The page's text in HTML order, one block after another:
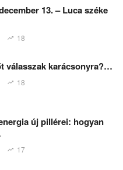
13. – Luca széke
18
válasszak karácsonyra?…
18
új pillérei: hogyan
17